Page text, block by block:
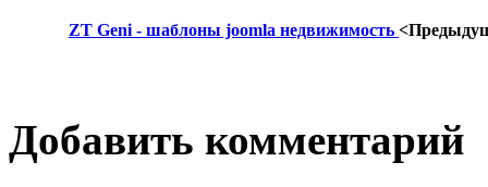
ZT Geni - шаблоны joomla недвижимость
Добавить комментарий